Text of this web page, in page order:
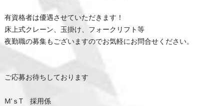
有資格者は優遇させていただきます！
床上式クレーン、玉掛け、フォークリフト等
夜勤職の募集もございますのでお気軽にお問合せください。
ご応募お待ちしております
M’ｓT 採用係